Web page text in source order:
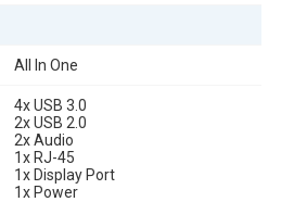
All In One
4x USB 3.0
2x USB 2.0
2x Audio
1x RJ-45
1x Display Port
1x Power